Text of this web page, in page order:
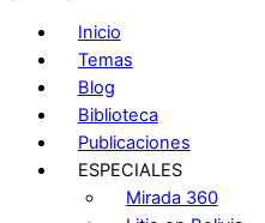
Inicio
Temas
Blog
Biblioteca
Publicaciones
ESPECIALES
Mirada 360